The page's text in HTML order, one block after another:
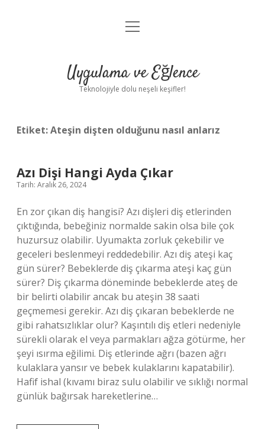
Anasayfa
Yasal Uyarı
menüyü
Uygulama ve Eğlence
Teknolojiyle dolu neşeli keşifler!
Etiket:Ateşin dişten olduğunu nasıl anlarız
Azı Dişi Hangi Ayda Çıkar
Tarih: Aralık 26, 2024
En zor çıkan diş hangisi? Azı dişleri diş etlerinden
çıktığında, bebeğiniz normalde sakin olsa bile çok
huzursuz olabilir. Uyumakta zorluk çekebilir ve
geceleri beslenmeyi reddedebilir. Azı diş ateşi kaç
gün sürer? Bebeklerde diş çıkarma ateşi kaç gün
sürer? Diş çıkarma döneminde bebeklerde ateş de
bir belirti olabilir ancak bu ateşin 38 saati
geçmemesi gerekir. Azı diş çıkaran bebeklerde ne
gibi rahatsızlıklar olur? Kaşıntılı diş etleri nedeniyle
sürekli olarak el veya parmakları ağza götürme, her
şeyi ısırma eğilimi. Diş etlerinde ağrı (bazen ağrı
kulaklara yansır ve bebek kulaklarını kapatabilir).
Hafif ishal (kıvamı biraz sulu olabilir ve sıklığı normal
günlük bağırsak hareketlerine…